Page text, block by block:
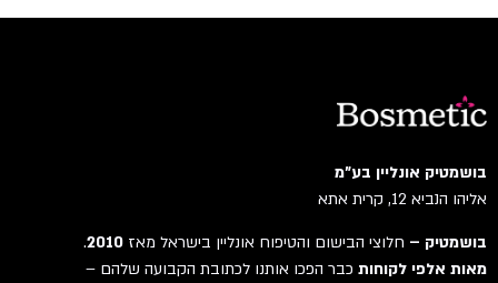
בושמטיק אונליין בע"מ
אליהו הנביא 12, קרית אתא
בושמטיק –חלוצי הבישום והטיפוח אונליין בישראל מאז2010
.
מאות אלפי לקוחותכבר הפכו אותנו לכתובת הקבועה שלהם –